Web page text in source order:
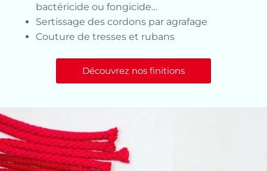
bactéricide ou fongicide…
Sertissage des cordons par agrafage
Couture de tresses et rubans
Découvrez nos finitions